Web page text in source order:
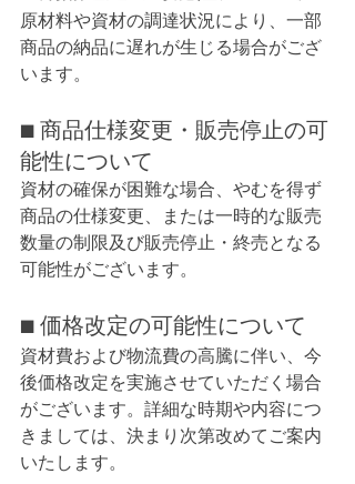
原材料や資材の調達状況により、一部
商品の納品に遅れが生じる場合がござ
います。
■ 商品仕様変更・販売停止の可
能性について
資材の確保が困難な場合、やむを得ず
商品の仕様変更、または一時的な販売
数量の制限及び販売停止・終売となる
可能性がございます。
■ 価格改定の可能性について
資材費および物流費の高騰に伴い、今
後価格改定を実施させていただく場合
がございます。詳細な時期や内容につ
きましては、決まり次第改めてご案内
いたします。